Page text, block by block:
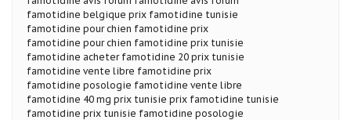
famotidine belgique prix famotidine tunisie
famotidine pour chien famotidine prix
famotidine pour chien famotidine prix tunisie
famotidine acheter famotidine 20 prix tunisie
famotidine vente libre famotidine prix
famotidine posologie famotidine vente libre
famotidine 40 mg prix tunisie prix famotidine tunisie
famotidine prix tunisie famotidine posologie